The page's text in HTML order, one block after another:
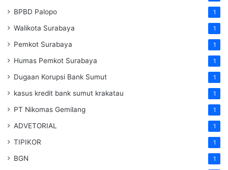
BPBD Palopo 1
Walikota Surabaya 1
Pemkot Surabaya 1
Humas Pemkot Surabaya 1
Dugaan Korupsi Bank Sumut 1
kasus kredit bank sumut krakatau 1
PT Nikomas Gemilang 1
ADVETORIAL 1
TIPIKOR 1
BGN 1